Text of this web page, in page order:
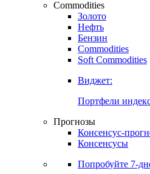
Commodities
Золото
Нефть
Бензин
Commodities
Soft Commodities
Виджет:
Портфели
Прогнозы
Консенсус-
Консенсусы
Попробуйте 7-